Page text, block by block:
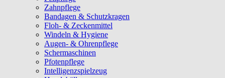
Zahnpflege
Bandagen & Schutzkragen
Floh- & Zeckenmittel
Windeln & Hygiene
Augen- & Ohrenpflege
Schermaschinen
Pfotenpflege
Intelligenzspielzeug